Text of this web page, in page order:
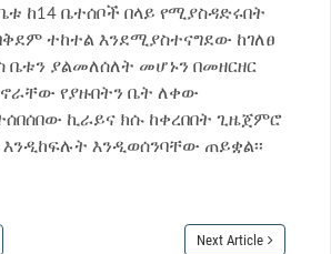
ከ14 ቤተሰቦች በላይ የሚያስዳድሩበት
ተከተል እንደሚያስተናግደው ከገለፀ
ቤቱን ያልመለሰለት መሆኑን በመዘርዘር
የያዙበትን ቤት ለቀው
ኪራይና ክሱ ከቀረበበት ጊዜጀምሮ
እንዲወሰንባቸው ጠይቋል፡፡
Next Article